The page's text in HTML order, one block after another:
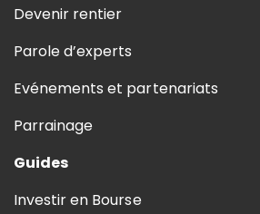
Devenir rentier
Parole d’experts
Evénements et partenariats
Parrainage
Guides
Investir en Bourse